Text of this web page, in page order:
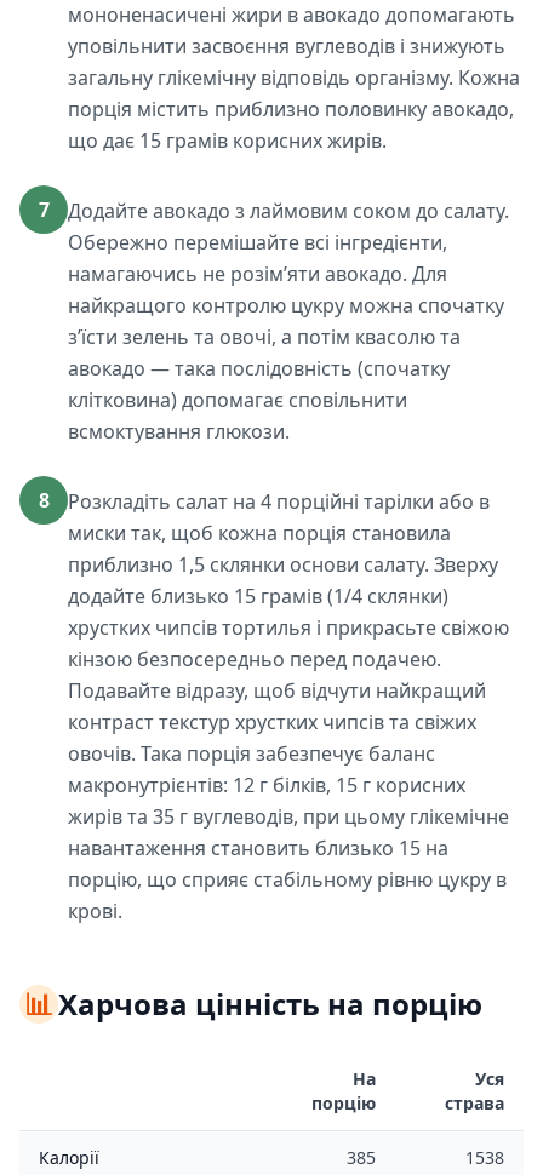
мононенасичені жири в авокадо допомагають
уповільнити засвоєння вуглеводів і знижують
загальну глікемічну відповідь організму. Кожна
порція містить приблизно половинку авокадо,
що дає 15 грамів корисних жирів.
7
Додайте авокадо з лаймовим соком до салату.
Обережно перемішайте всі інгредієнти,
намагаючись не розім’яти авокадо. Для
найкращого контролю цукру можна спочатку
з’їсти зелень та овочі, а потім квасолю та
авокадо — така послідовність (спочатку
клітковина) допомагає сповільнити
всмоктування глюкози.
8
Розкладіть салат на 4 порційні тарілки або в
миски так, щоб кожна порція становила
приблизно 1,5 склянки основи салату. Зверху
додайте близько 15 грамів (1/4 склянки)
хрустких чипсів тортилья і прикрасьте свіжою
кінзою безпосередньо перед подачею.
Подавайте відразу, щоб відчути найкращий
контраст текстур хрустких чипсів та свіжих
овочів. Така порція забезпечує баланс
макронутрієнтів: 12 г білків, 15 г корисних
жирів та 35 г вуглеводів, при цьому глікемічне
навантаження становить близько 15 на
порцію, що сприяє стабільному рівню цукру в
крові.
📊Харчова цінність на порцію
На
порцію
Уся
страва
Калорії 385 1538